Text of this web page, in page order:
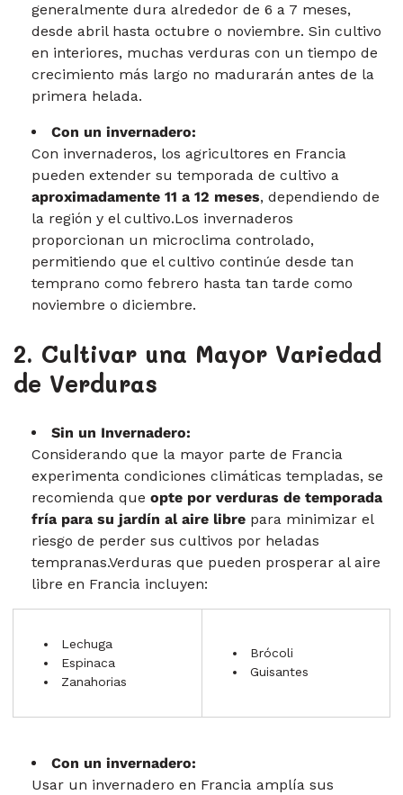
generalmente dura alrededor de 6 a 7 meses,
desde abril hasta octubre o noviembre. Sin cultivo
en interiores, muchas verduras con un tiempo de
crecimiento más largo no madurarán antes de la
primera helada.
Con un invernadero:
Con invernaderos, los agricultores en Francia
pueden extender su temporada de cultivo a
aproximadamente 11 a 12 meses, dependiendo de
la región y el cultivo.Los invernaderos
proporcionan un microclima controlado,
permitiendo que el cultivo continúe desde tan
temprano como febrero hasta tan tarde como
noviembre o diciembre.
2. Cultivar una Mayor Variedad
de Verduras
Sin un Invernadero:
Considerando que la mayor parte de Francia
experimenta condiciones climáticas templadas, se
recomienda que opte por verduras de temporada
fría para su jardín al aire libre para minimizar el
riesgo de perder sus cultivos por heladas
tempranas.Verduras que pueden prosperar al aire
libre en Francia incluyen:
Lechuga
Espinaca
Zanahorias
Brócoli
Guisantes
Con un invernadero:
Usar un invernadero en Francia amplía sus